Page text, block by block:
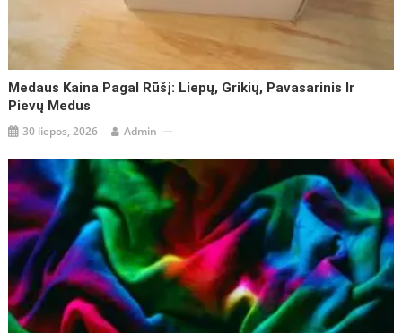
Medaus Kaina Pagal Rūšį: Liepų, Grikių, Pavasarinis Ir
Pievų Medus
30 liepos, 2026 Admin